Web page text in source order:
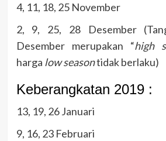
4, 11, 18, 25 November
2, 9, 25, 28 Desember
Desember merupakan “high
harga low seasontidak berlaku)
Keberangkatan 2019 :
13, 19, 26 Januari
9, 16, 23 Februari